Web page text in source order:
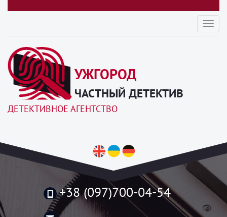
УЖГОРОД
ЧАСТНЫЙ ДЕТЕКТИВ
ДЕТЕКТИВНОЕ АГЕНТСТВО
+38 (097)700-04-54